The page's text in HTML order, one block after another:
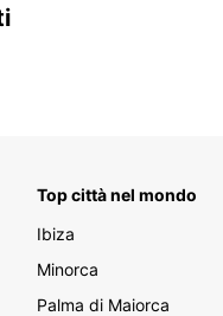
Top città nel mondo
Ibiza
Minorca
Palma di Maiorca